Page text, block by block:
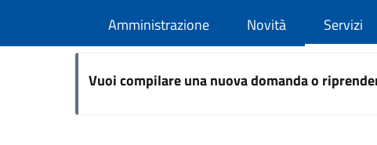
Amministrazione Novità Servizi
Vuoi compilare una nuova domanda o